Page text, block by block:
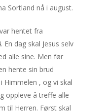
Sortland nå i august.
hentet fra
dag skal Jesus selv
alle sine. Men før
hente sin brud
Himmelen , og vi skal
oppleve å treffe alle
til Herren. Først skal